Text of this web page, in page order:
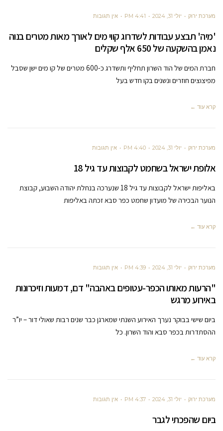
מערכת ירוק יולי 31, 2024 4:41 PM אין תגובות
'מיה' תבצע עבודות לשדרוג קווי מים לאורך מאות מטרים בנוה
נאמן בהשקעה של 650 אלף שקלים
חברת המים של הוד השרון תחליף ותשדרג כ-600 מטרים של קו מים ישן שסבל
מפיצוצים חוזרים ונשנים בקו חדש בעל
קרא עוד ←
מערכת ירוק יולי 31, 2024 4:40 PM אין תגובות
אלופת ישראל בשחמט לקבוצות עד גיל 18
באליפות ישראל לקבוצות עד גיל 18 שנערכה בנחלת יהודה השבוע, קבוצת
הנוער הבכירה של מועדון שחמט כפר סבא זכתה באליפות
קרא עוד ←
מערכת ירוק יולי 31, 2024 4:39 PM אין תגובות
"הרעות מאותו הכפר-עטופים באהבה" דם, דמעות וזיכרונות
באירוע מרגש
ביום שישי בבוקר נערך האירוע השנתי שמארגן כבר שנים רבות שאולי דור – יו”ר
ההסתדרות בכפר סבא והוד השרון. כל
קרא עוד ←
מערכת ירוק יולי 31, 2024 4:37 PM אין תגובות
ביום שהפכתי לגבר